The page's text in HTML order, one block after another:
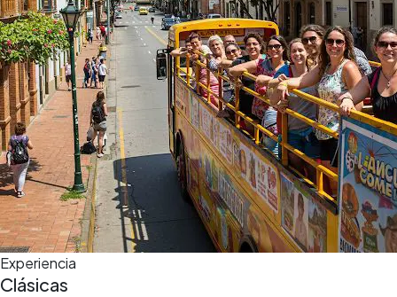
3 h
Experiencia
Clásicas